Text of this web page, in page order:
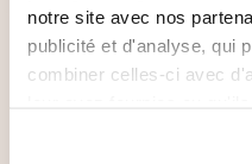
notre site avec nos
publicité et d'analyse, qui
combiner celles-ci avec